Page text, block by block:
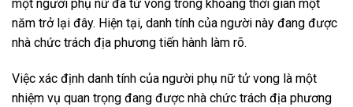
một người phụ nữ đã tử vong trong khoảng thời gian một
năm trở lại đây. Hiện tại, danh tính của người này đang được
nhà chức trách địa phương tiến hành làm rõ.
Việc xác định danh tính của người phụ nữ tử vong là một
nhiệm vụ quan trọng đang được nhà chức trách địa phương